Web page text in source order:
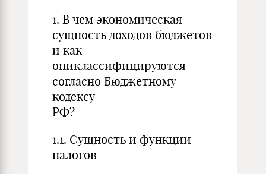
1. В чем экономическая
сущность доходов бюджетов
и как
ониклассифицируются
согласно Бюджетному
кодексу
РФ?
1.1. Сущность и функции
налогов